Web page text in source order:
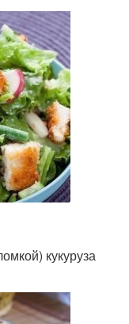
кукуруза